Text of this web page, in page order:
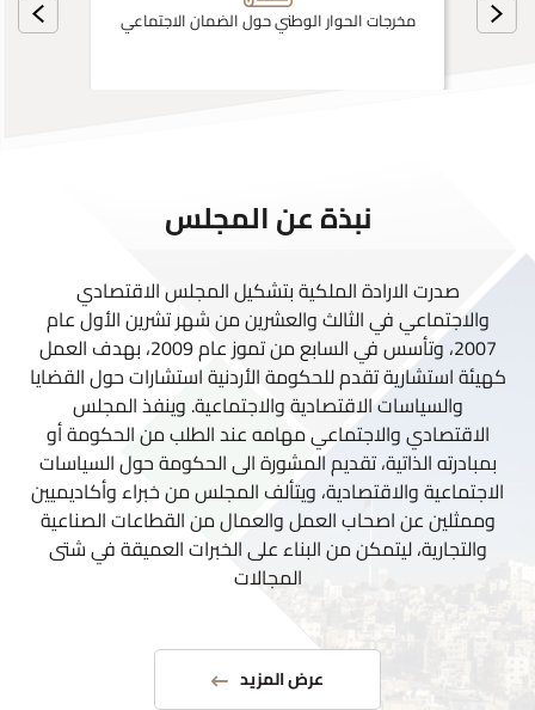
مخرجات الحوار الوطني حول الضمان الاجتماعي
نبذة عن المجلس
صدرت الارادة الملكية بتشكيل المجلس الاقتصادي
والاجتماعي في الثالث والعشرين من شهر تشرين الأول عام
2007، وتأسس في السابع من تموز عام 2009، بهدف العمل
كهيئة استشارية تقدم للحكومة الأردنية استشارات حول القضايا
والسياسات الاقتصادية والاجتماعية. وينفذ المجلس
الاقتصادي والاجتماعي مهامه عند الطلب من الحكومة أو
بمبادرته الذاتية، تقديم المشورة الى الحكومة حول السياسات
الاجتماعية والاقتصادية، ويتألف المجلس من خبراء وأكاديميين
وممثلين عن اصحاب العمل والعمال من القطاعات الصناعية
والتجارية، ليتمكن من البناء على الخبرات العميقة في شتى
المجالات
عرض المزيد